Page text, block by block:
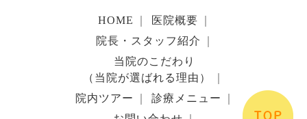
HOME 医院概要
院長・スタッフ紹介
当院のこだわり
（当院が選ばれる理由）
院内ツアー
診療メニュー